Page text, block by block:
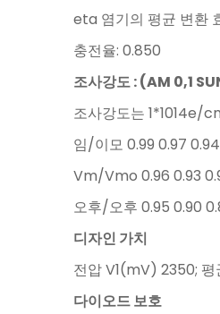
eta 염기의 평균 변환
충전율: 0.850
조사강도 : (AM 0,1
조사강도는 1*1014e/
임/이모 0.99 0.97 0.94
Vm/Vmo 0.96 0.93
오후/오후 0.95 0.90
디자인 가치
전압 V1(mV) 2350;
다이오드 보호